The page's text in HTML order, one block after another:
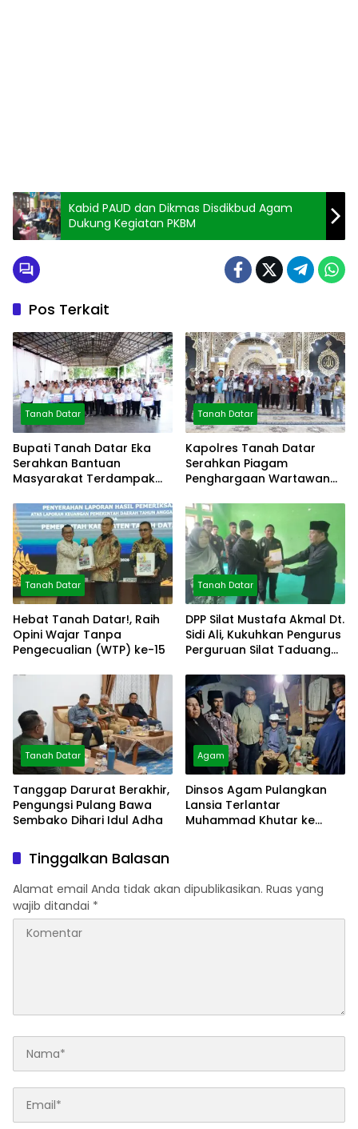
Kabid PAUD dan Dikmas Disdikbud Agam
Dukung Kegiatan PKBM
Pos Terkait
Tanah Datar
Bupati Tanah Datar Eka
Serahkan Bantuan
Masyarakat Terdampak
Tanah Datar
Kapolres Tanah Datar
Serahkan Piagam
Penghargaan Wartawan
Tanah Datar
Hebat Tanah Datar!, Raih
Opini Wajar Tanpa
Pengecualian (WTP) ke-15
Tanah Datar
DPP Silat Mustafa Akmal Dt.
Sidi Ali, Kukuhkan Pengurus
Perguruan Silat Taduang
Tanah Datar
Tanggap Darurat Berakhir,
Pengungsi Pulang Bawa
Sembako Dihari Idul Adha
Agam
Dinsos Agam Pulangkan
Lansia Terlantar
Muhammad Khutar ke
Tinggalkan Balasan
Alamat email Anda tidak akan dipublikasikan. Ruas yang
wajib ditandai *